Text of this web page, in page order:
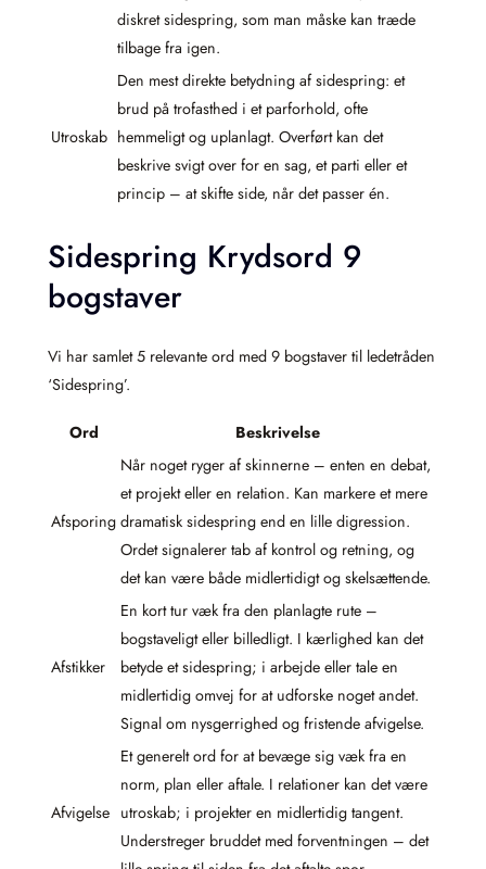
diskret sidespring, som man måske kan træde
tilbage fra igen.
Utroskab
Den mest direkte betydning af sidespring: et
brud på trofasthed i et parforhold, ofte
hemmeligt og uplanlagt. Overført kan det
beskrive svigt over for en sag, et parti eller et
princip – at skifte side, når det passer én.
Sidespring Krydsord 9
bogstaver
Vi har samlet 5 relevante ord med 9 bogstaver til ledetråden
‘Sidespring’.
Ord Beskrivelse
Afsporing
Når noget ryger af skinnerne – enten en debat,
et projekt eller en relation. Kan markere et mere
dramatisk sidespring end en lille digression.
Ordet signalerer tab af kontrol og retning, og
det kan være både midlertidigt og skelsættende.
Afstikker
En kort tur væk fra den planlagte rute –
bogstaveligt eller billedligt. I kærlighed kan det
betyde et sidespring; i arbejde eller tale en
midlertidig omvej for at udforske noget andet.
Signal om nysgerrighed og fristende afvigelse.
Afvigelse
Et generelt ord for at bevæge sig væk fra en
norm, plan eller aftale. I relationer kan det være
utroskab; i projekter en midlertidig tangent.
Understreger bruddet med forventningen – det